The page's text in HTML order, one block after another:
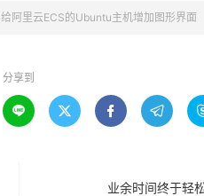
给阿里云ECS的Ubuntu主机增加图形界面
分享到
   
业余时间终于轻